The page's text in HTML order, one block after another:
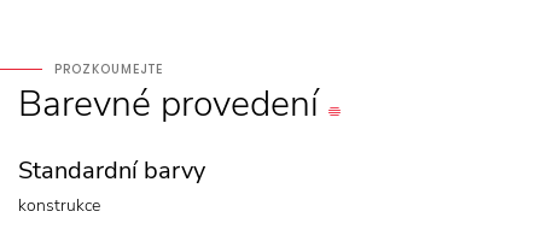
PROZKOUMEJTE
Barevné provedení
Standardní barvy
konstrukce